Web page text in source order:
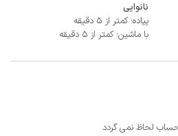
نانوایی
پیاده: کمتر از 5 دقیقه
با ماشین: کمتر از 5 دقیقه